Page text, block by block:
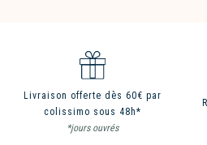
Livraison offerte dès 60€ par
colissimo sous 48h*
*jours ouvrés